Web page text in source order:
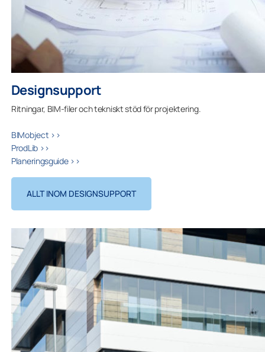
Designsupport
Ritningar, BIM-filer och tekniskt stöd för projektering.
BIMobject >>
ProdLib >>
Planeringsguide >>
ALLT INOM DESIGNSUPPORT